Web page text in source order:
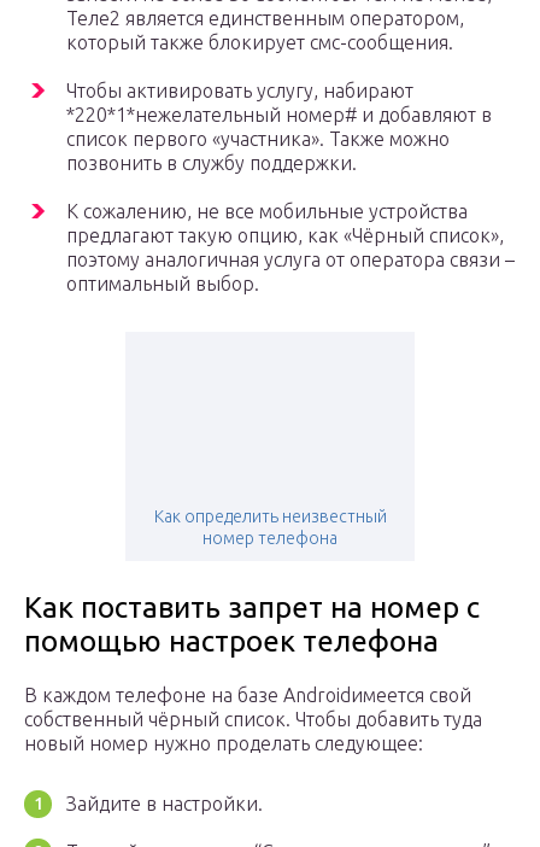
Теле2 является единственным оператором,
который также блокирует смс-сообщения.
Чтобы активировать услугу, набирают
*220*1*нежелательный номер# и добавляют в
список первого «участника». Также можно
позвонить в службу поддержки.
К сожалению, не все мобильные устройства
предлагают такую опцию, как «Чёрный список»,
поэтому аналогичная услуга от оператора связи –
оптимальный выбор.
Как определить неизвестный
номер телефона
Как поставить запрет на номер с
помощью настроек телефона
В каждом телефоне на базе Androidимеется свой
собственный чёрный список. Чтобы добавить туда
новый номер нужно проделать следующее:
Зайдите в настройки.